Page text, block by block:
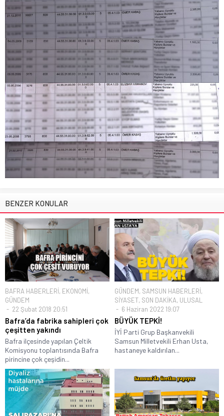
BENZER KONULAR
BAFRA HABERLERİ, EKONOMİ,
GÜNDEM
22 Şubat 2018 20:51
Bafra’da fabrika sahipleri çok
çeşitten yakındı
Bafra ilçesinde yapılan Çeltik
Komisyonu toplantısında Bafra
pirincine çok çeşidin...
GÜNDEM, SAMSUN HABERLERİ,
SİYASET, SON DAKİKA, ULUSAL
6 Haziran 2022 19:07
BÜYÜK TEPKİ!
İYİ Parti Grup Başkanvekili
Samsun Milletvekili Erhan Usta,
hastaneye kaldırılan...